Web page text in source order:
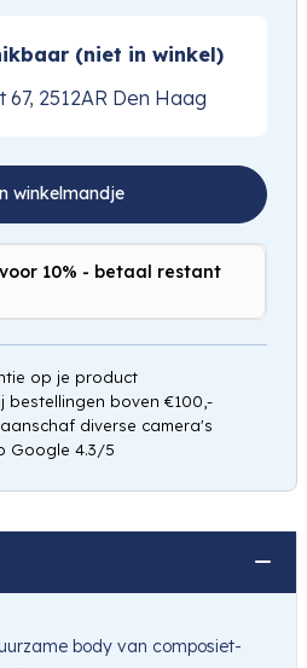
(niet in winkel)
2512AR Den Haag
winkelmandje
10% - betaal restant
op je product
bestellingen boven €100,-
diverse camera's
Google 4.3/5
body van composiet-